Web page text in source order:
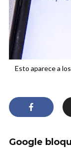
Esto aparece a
Google